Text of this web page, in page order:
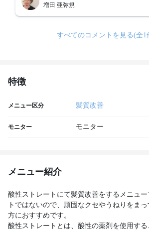
増田 亜弥規
すべてのコメントを見る(全1
特徴
メニュー区分 髪質改善
モニター モニター
メニュー紹介
酸性ストレートにて髪質改善をするメニュ
トではないので、頑固なクセやうねりをま
方におすすめです。
酸性ストレートとは、酸性の薬剤を使用す